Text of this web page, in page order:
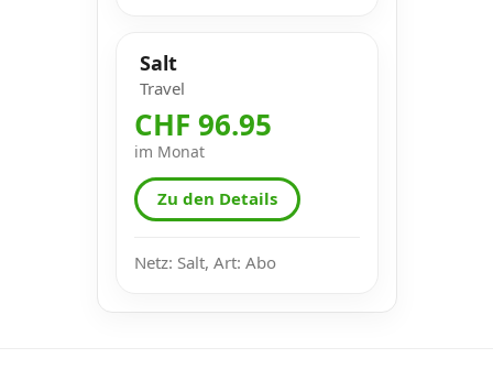
Salt
Travel
CHF 96.95
im Monat
Zu den Details
Netz: Salt, Art: Abo